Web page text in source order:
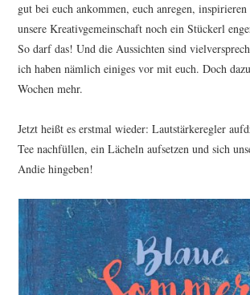
gut bei euch ankommen, euch anregen,
unsere Kreativgemeinschaft noch ein Stückerl
So darf das! Und die Aussichten sind
ich haben nämlich einiges vor mit euch. Doch
Wochen mehr.
Jetzt heißt es erstmal wieder: Lautstärkeregler
Tee nachfüllen, ein Lächeln aufsetzen und sich
Andie hingeben!